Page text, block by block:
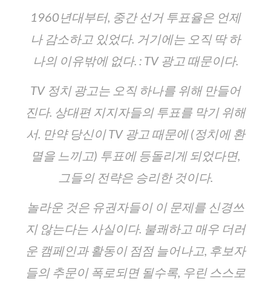
1960년대부터, 중간 선거 투표율은 언제
나 감소하고 있었다. 거기에는 오직 딱 하
나의 이유밖에 없다. : TV 광고 때문이다.
TV 정치 광고는 오직 하나를 위해 만들어
진다. 상대편 지지자들의 투표를 막기 위해
서. 만약 당신이 TV 광고 때문에 (정치에 환
멸을 느끼고) 투표에 등돌리게 되었다면,
그들의 전략은 승리한 것이다.
놀라운 것은 유권자들이 이 문제를 신경쓰
지 않는다는 사실이다. 불쾌하고 매우 더러
운 캠페인과 활동이 점점 늘어나고, 후보자
들의 추문이 폭로되면 될수록, 우린 스스로